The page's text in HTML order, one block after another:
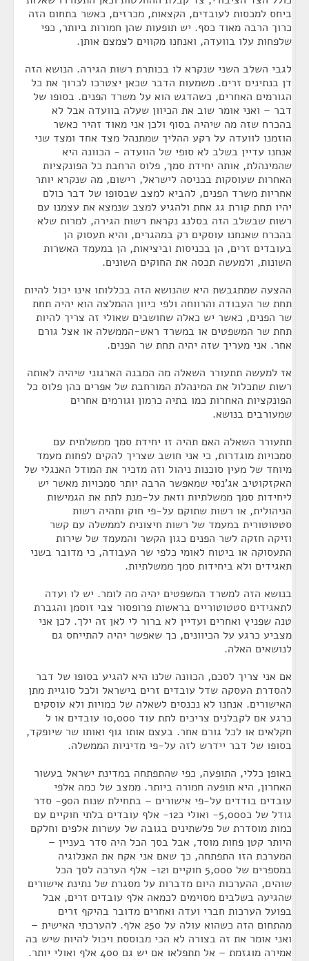
ביחס למכסות לעובדים, הקצאות, מכרזים, כאשר בתחום הזה
כרוך הרבה מאוד כסף. יש תופעות שהן חמורות ביותר, כפי
שלפחות עלו בוועדה, ואנחנו מקווים לצמצם אותן.
לגבי השלב השני שנקרא לו בכותרת רשות הגירה. הנושא הזה
דן בנתינים זרים. משמעות הדבר שכאן יצטרכו לכרוך את כל
הגורמים האחרים, כשהדגש הוא על משרד הפנים. בסופו של
דבר – ואני אומר שוב את הכיוון שעלה בוועדה אבל לא
בהכרח שזה מה שיהיה בסוף ולכן אני מאוד זהיר כאשר
הוזמנו לוועדה על רקע ההליך שמתנהל מצד אחד ומצד שני
אנחנו עדיין בשלב לא סופי של הוועדה - הכוונה היא
שהמינהלת, אותה יחידת סמך, פלוס הרחבת כל הפונקציות
האחרות שעוסקות בכניסה לישראל, רישום, מה שנקרא יותר
אחריות משרד הפנים, להביא למצב שבסופו של דבר כולם
יהיו תחת קורת גג אחת ולהגיע למצב שנמצא את עצמנו עם
רשות שבשלב הזה בסלנג נקראת רשות הגירה, למרות שלא
בהכרח שאנחנו עוסקים רק במהגרים, והיא תעסוק הן
בעובדים זרים, הן בכניסות וביציאות, הן במעמד האשרות
השונות, ולמעשה תכסה את החוקים השונים.
ההצעה שמתגבשת היא שהנושא הזה בכללותו אינו יכול להיות
תחת שר העבודה והרווחה ולפי כיוון ההמלצה הוא יהיה תחת
שר הפנים, כאשר יש כאלה שחושבים שאולי זה צריך להיות
תחת שר המשפטים או במשרד ראש-הממשלה או אצל גורם
אחר. אני מעריך שזה יהיה תחת שר הפנים.
אז למעשה תתעורר השאלה מה המבנה הארגוני שיהיה לאותה
רשות שתכלול את המינהלת המורחבת של אפרים כהן פלוס כל
הפונקציות האחרות כמו בתיה כרמון וגורמים אחרים
שמעורבים בנושא.
תתעורר השאלה האם תהיה זו יחידת סמך ממשלתית עם
סמכויות מוגדרות, כי אני חושב שצריך להקים לפחות מעמד
מיוחד של מעין סוכנות ניהול וזה מזכיר את המודל האנגלי של
האקזקוטיב אג'נסי שמאפשר הרבה יותר סמכויות מאשר יש
ליחידות סמך ממשלתיות וזאת על-מנת לתת את הגמישות
הניהולית, או רשות שתוקם על-פי חוק ותהיה רשות
סטטוטורית במעמד של רשות חיצונית לממשלה עם קשר
וזיקה חזקה לשר הפנים כגון הקשר והמעמד של שירות
התעסוקה או ביטוח לאומי כלפי שר העבודה, כי מדובר בשני
תאגידים ולא ביחידות סמך ממשלתיות.
בנושא הזה למשרד המשפטים יהיה מה לומר. יש לו ועדה
לתאגידים סטטוטוריים בראשות פרופסור צבי זוסמן והגברת
טנה שפניץ ואחרים ועדיין לא ברור לי לאן זה ילך. לכן אני
מצביע כרגע על הכיוונים, כך שאפשר יהיה להתייחס גם
לנושאים האלה.
אם אני צריך לסכם, הכוונה שלנו היא להגיע בסופו של דבר
להסדרת העסקה שדל עובדים זרים בישראל ולכל סוגיית מתן
האישורים. אנחנו לא נכנסים לשאלה של כמויות ולא עוסקים
כרגע אם לקבלנים צריכים לתת עוד 10,000 עובדים או ל
חקלאים או לכל גורם אחר. בעצם אותו גוף ואותו שר שיופקד,
בסופו של דבר יידרש לזה על-פי מדיניות הממשלה.
באופן כללי, התופעה, כפי שהתפתחה במדינת ישראל בעשור
האחרון, היא תופעה חמורה ביותר. ממצב של כמה אלפי
עובדים בודדים על-פי אישורים – בתחילת שנות ה90- סדר
גודל של כ5,000- ואולי כ12- אלף עובדים בלתי חוקיים עם
כמות מוסדרת של פלשתינים בגובה של עשרות אלפים וחלקם
היותר קטן פחות מוסד, אבל בסך הכל היה סדר בעניין –
המערכת הזו התפתחה, כך שאם אני אקח את האנלוגיה
במספרים של 5,000 חוקיים ו12- אלף הערכה לסך הכל
שוהים, ההערכות היום מדברות על מסגרת של נתינת אישורים
שהגיעה בשלבים מסוימים לכמאה אלף עובדים זרים, אבל
בפועל הערכות חברי ועדה ואחרים מדובר בהיקף זרים
מהתחום הזה כשהוא עולה על 250 אלף. להערכתי האישית –
ואני אומר את זה בצורה לא הכי מבוססת ויכול להיות שיש בה
אמירה מוגזמת – אל תתפלאו אם יש גם 400 אלף ואולי יותר.